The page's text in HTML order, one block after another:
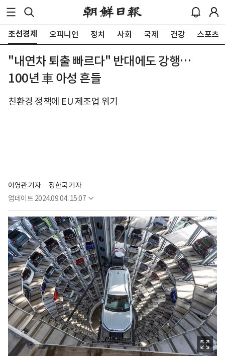
조선경제 오피니언 정치 사회 국제 건강 스포츠
"내연차 퇴출 빠르다" 반대에도 강행…
100년 車 아성 흔들
친환경 정책에 EU 제조업 위기
이영관 기자
정한국 기자
업데이트 2024.09.04. 15:07